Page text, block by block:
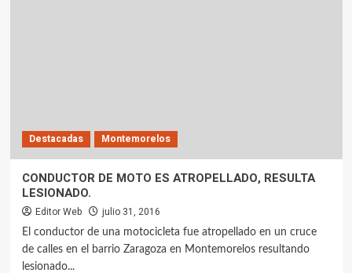
Destacadas Montemorelos
CONDUCTOR DE MOTO ES ATROPELLADO, RESULTA
LESIONADO.
Editor Web julio 31, 2016
El conductor de una motocicleta fue atropellado en un cruce
de calles en el barrio Zaragoza en Montemorelos resultando
lesionado...